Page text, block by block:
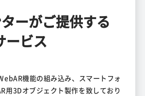
ーがご提供する
ービス
機能の組み込み、スマートフォ
用3Dオブジェクト製作を致しており